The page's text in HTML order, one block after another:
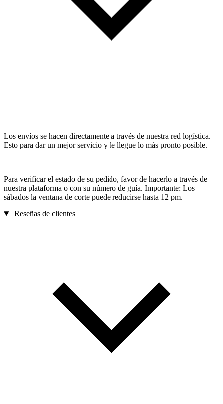
Los envíos se hacen directamente a través de nuestra red logística.
Esto para dar un mejor servicio y le llegue lo más pronto posible.
Para verificar el estado de su pedido, favor de hacerlo a través de
nuestra plataforma o con su número de guía. Importante: Los
sábados la ventana de corte puede reducirse hasta 12 pm.
Reseñas de clientes